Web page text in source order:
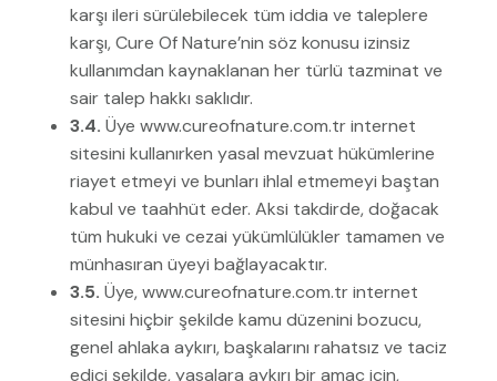
karşı ileri sürülebilecek tüm iddia ve taleplere
karşı, Cure Of Nature’nin söz konusu izinsiz
kullanımdan kaynaklanan her türlü tazminat ve
sair talep hakkı saklıdır.
3.4. Üye www.cureofnature.com.tr internet
sitesini kullanırken yasal mevzuat hükümlerine
riayet etmeyi ve bunları ihlal etmemeyi baştan
kabul ve taahhüt eder. Aksi takdirde, doğacak
tüm hukuki ve cezai yükümlülükler tamamen ve
münhasıran üyeyi bağlayacaktır.
3.5. Üye, www.cureofnature.com.tr internet
sitesini hiçbir şekilde kamu düzenini bozucu,
genel ahlaka aykırı, başkalarını rahatsız ve taciz
edici şekilde, yasalara aykırı bir amaç için,